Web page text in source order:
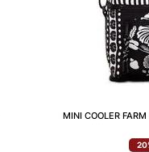
MINI COOLER